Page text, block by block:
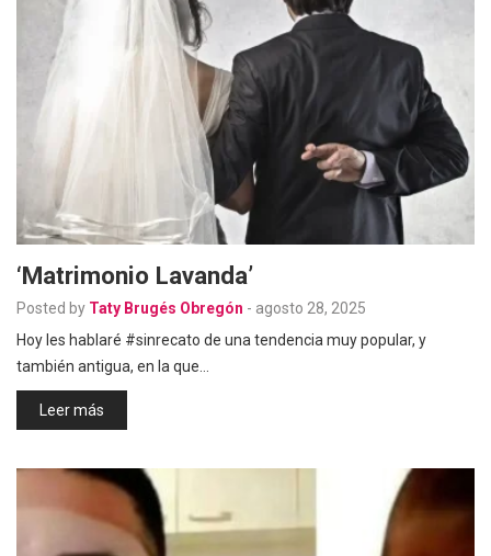
‘Matrimonio Lavanda’
Posted by Taty Brugés Obregón - agosto 28, 2025
Hoy les hablaré #sinrecato de una tendencia muy popular, y
también antigua, en la que…
Leer más